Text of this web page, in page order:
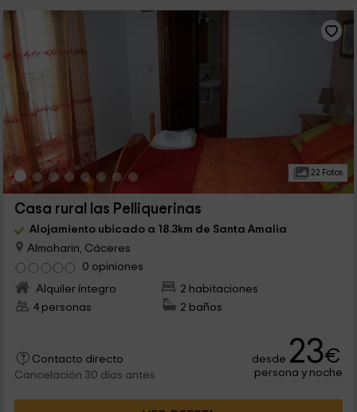
22 Fotos
Casa rural las Pelliquerinas
Alojamiento ubicado a 18.3km de Santa Amalia
Almoharin, Cáceres
0 opiniones
Alquiler íntegro
2 habitaciones
4 personas
2 baños
Contacto directo
Cancelación 30 días antes
desde 23€
persona y noche